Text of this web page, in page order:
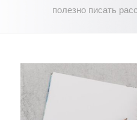
полезно писать